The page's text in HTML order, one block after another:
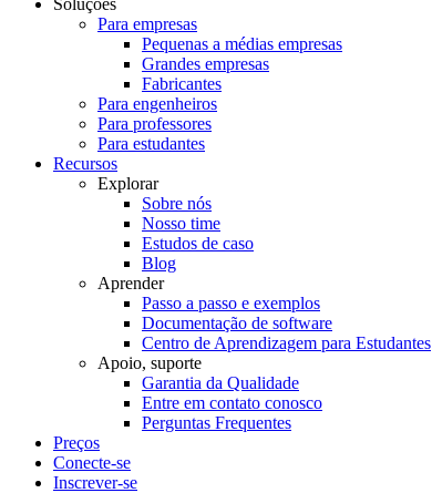
Soluções
Para empresas
Pequenas a médias empresas
Grandes empresas
Fabricantes
Para engenheiros
Para professores
Para estudantes
Recursos
Explorar
Sobre nós
Nosso time
Estudos de caso
Blog
Aprender
Passo a passo e exemplos
Documentação de software
Centro de Aprendizagem para Estudantes
Apoio, suporte
Garantia da Qualidade
Entre em contato conosco
Perguntas Frequentes
Preços
Conecte-se
Inscrever-se